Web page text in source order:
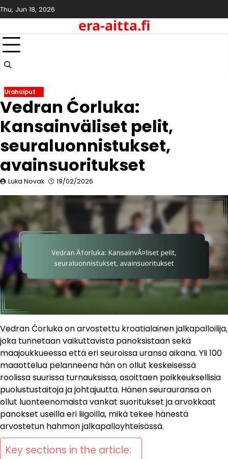
Skip
to
Thu, Jun 18, 2026
era-aitta.fi
Urahuiput
Vedran Ćorluka:
Kansainväliset pelit,
seuraluonnistukset,
avainsuoritukset
Luka Novak 19/02/2026
Vedran Ćorluka on arvostettu kroatialainen jalkapalloilija,
joka tunnetaan vaikuttavista panoksistaan sekä
maajoukkueessa että eri seuroissa uransa aikana. Yli 100
maaottelua pelanneena hän on ollut keskeisessä
roolissa suurissa turnauksissa, osoittaen poikkeuksellisia
puolustustaitoja ja johtajuutta. Hänen seurauransa on
ollut luonteenomaista vankat suoritukset ja arvokkaat
panokset useilla eri liigoilla, mikä tekee hänestä
arvostetun hahmon jalkapalloyhteisössä.
Key sections in the article: